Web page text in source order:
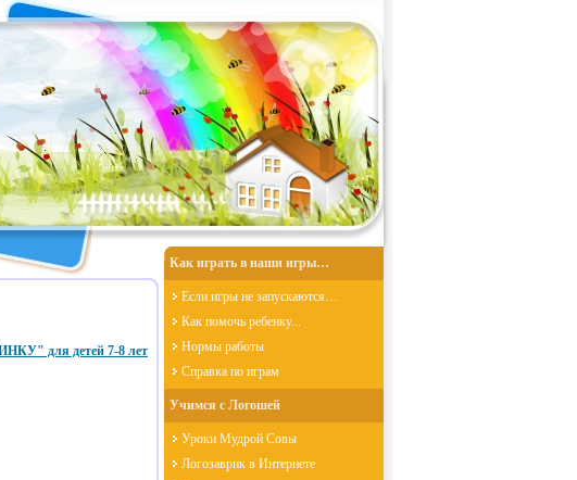
для детей 7-8 лет
Как играть в наши игры…
Если игры не запускаются…
Как помочь ребенку...
Нормы работы
Справка по играм
Учимся с Логошей
Уроки Мудрой Совы
Логозаврик в Интернете